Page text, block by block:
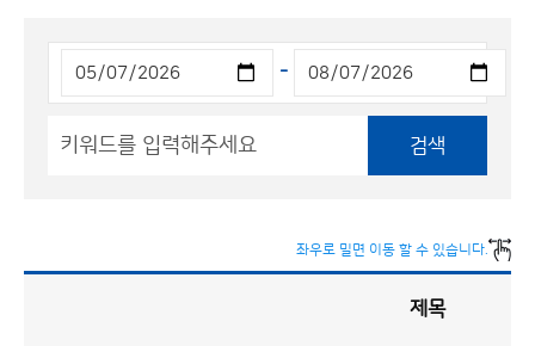
-
검색
좌우로 밀면 이동 할 수 있습니다.
제목